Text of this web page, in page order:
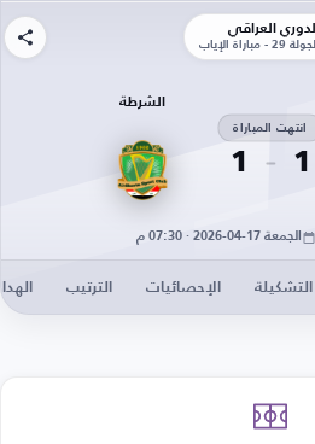
الدوري العراقي
الجولة 29 - مباراة الإياب
1
انتهت المباراة
1
الشرطة
الجمعة 17-04-2026 · 07:30 م
التشكيلة الإحصائيات الترتيب